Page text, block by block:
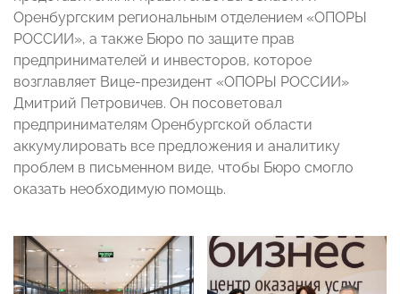
Оренбургским региональным отделением «ОПОРЫ
РОССИИ», а также Бюро по защите прав
предпринимателей и инвесторов, которое
возглавляет Вице-президент «ОПОРЫ РОССИИ»
Дмитрий Петровичев. Он посоветовал
предпринимателям Оренбургской области
аккумулировать все предложения и аналитику
проблем в письменном виде, чтобы Бюро смогло
оказать необходимую помощь.